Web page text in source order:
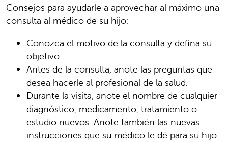
Consejos para ayudarle a aprovechar al máximo una
consulta al médico de su hijo:
Conozca el motivo de la consulta y defina su
objetivo.
Antes de la consulta, anote las preguntas que
desea hacerle al profesional de la salud.
Durante la visita, anote el nombre de cualquier
diagnóstico, medicamento, tratamiento o
estudio nuevos. Anote también las nuevas
instrucciones que su médico le dé para su hijo.